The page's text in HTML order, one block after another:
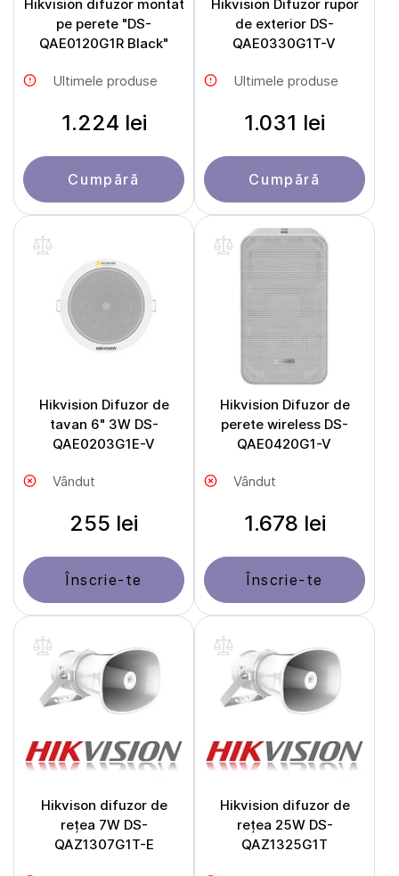
Hikvision difuzor montat
pe perete "DS-
QAE0120G1R Black"
Ultimele produse
1.224 lei
Cumpără
Hikvision Difuzor rupor
de exterior DS-
QAE0330G1T-V
Ultimele produse
1.031 lei
Cumpără
Hikvision Difuzor de
tavan 6" 3W DS-
QAE0203G1E-V
Vândut
255 lei
Înscrie-te
Hikvision Difuzor de
perete wireless DS-
QAE0420G1-V
Vândut
1.678 lei
Înscrie-te
Hikvison difuzor de
rețea 7W DS-
QAZ1307G1T-E
Hikvision difuzor de
rețea 25W DS-
QAZ1325G1T